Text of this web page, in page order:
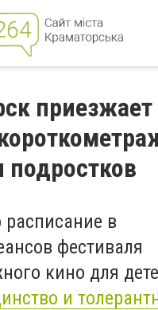
приезжает
подростков
расписание в
фестиваля
кино для
и